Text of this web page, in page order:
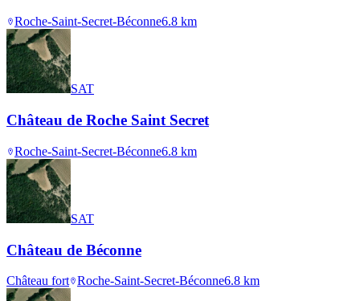
Roche-Saint-Secret-Béconne6.8 km
SAT
Château de Roche Saint Secret
Roche-Saint-Secret-Béconne6.8 km
SAT
Château de Béconne
Château fort Roche-Saint-Secret-Béconne6.8 km